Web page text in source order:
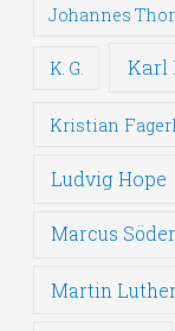
Johannes
K. G. Karl
Kristian
Ludvig Hope
Marcus
Martin